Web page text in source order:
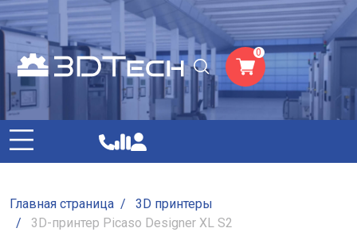
0
Главная страница /
3D принтеры
/
3D-принтер Picaso Designer XL S2